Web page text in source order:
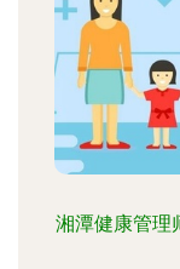
湘潭健康管理